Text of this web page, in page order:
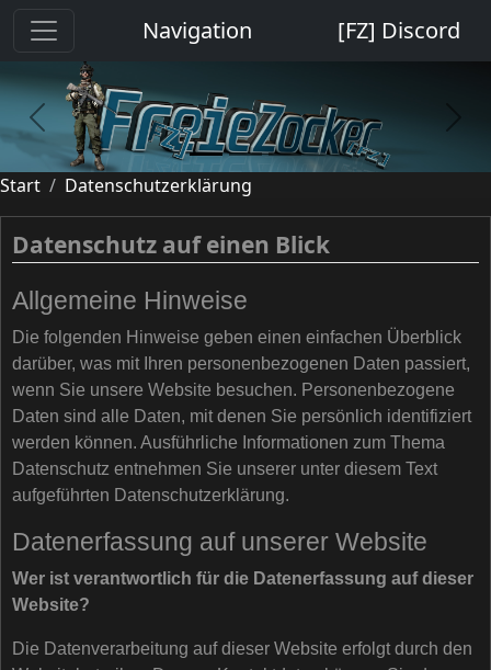
Navigation [FZ] Discord
previous next
Start Datenschutzerklärung
Datenschutz auf einen Blick
Allgemeine Hinweise
Die folgenden Hinweise geben einen einfachen Überblick
darüber, was mit Ihren personenbezogenen Daten passiert,
wenn Sie unsere Website besuchen. Personenbezogene
Daten sind alle Daten, mit denen Sie persönlich identifiziert
werden können. Ausführliche Informationen zum Thema
Datenschutz entnehmen Sie unserer unter diesem Text
aufgeführten Datenschutzerklärung.
Datenerfassung auf unserer Website
Wer ist verantwortlich für die Datenerfassung auf dieser
Website?
Die Datenverarbeitung auf dieser Website erfolgt durch den